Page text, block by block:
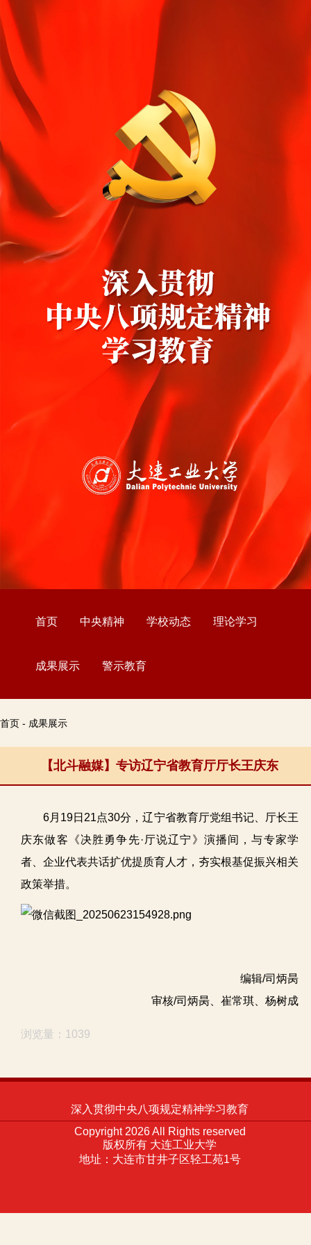
首页 中央精神 学校动态 理论学习
成果展示 警示教育
首页 - 成果展示
【北斗融媒】专访辽宁省教育厅厅长王庆东
6月19日21点30分，辽宁省教育厅党组书记、厅长王
庆东做客《决胜勇争先·厅说辽宁》演播间，与专家学
者、企业代表共话扩优提质育人才，夯实根基促振兴相关
政策举措。
编辑/司炳昺
审核/司炳昺、崔常琪、杨树成
浏览量：1039
深入贯彻中央八项规定精神学习教育
Copyright 2026 All Rights reserved
版权所有 大连工业大学
地址：大连市甘井子区轻工苑1号